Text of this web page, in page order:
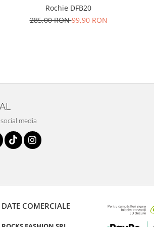
Rochie DFB20
285,00 RON99,90 RON
media
DATE COMERCIALE